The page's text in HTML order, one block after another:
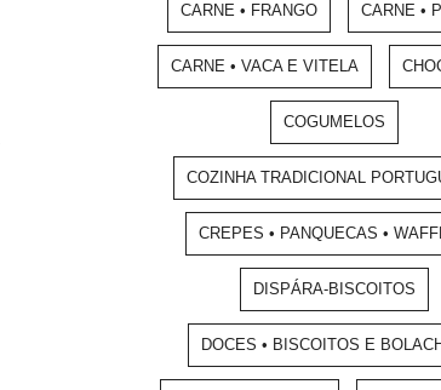
CARNE • FRANGO CARNE •
CARNE • VACA E VITELA
COGUMELOS
COZINHA TRADICIONAL
CREPES • PANQUECAS •
DISPÁRA-BISCOITOS
DOCES • BISCOITOS E